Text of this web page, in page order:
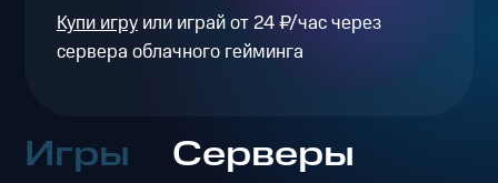
Купи игруили играй от 24 ₽/час через
сервера облачного гейминга
Игры Серверы